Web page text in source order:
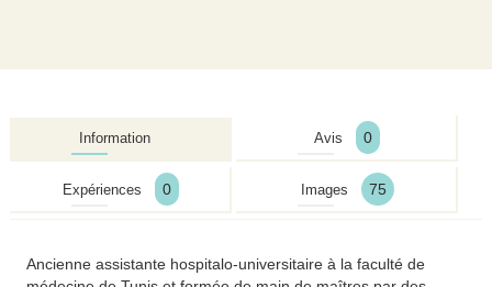
Information Avis 0
Expériences 0 Images 75
Ancienne assistante hospitalo-universitaire à la faculté de